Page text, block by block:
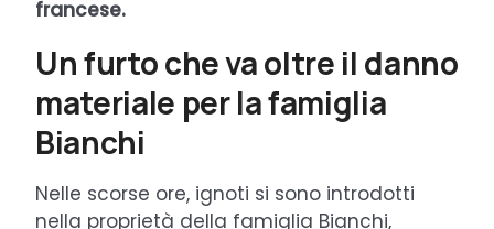
francese.
Un furto che va oltre il danno
materiale per la famiglia
Bianchi
Nelle scorse ore, ignoti si sono introdotti
nella proprietà della famiglia Bianchi,